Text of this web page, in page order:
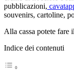
pubblicazioni,
souvenirs, cartoline,
Alla cassa potete fare
Indice dei contenuti